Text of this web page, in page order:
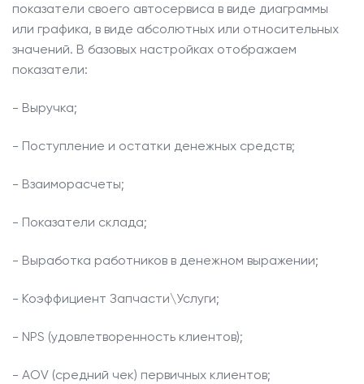
показатели своего автосервиса в виде диаграммы
или графика, в виде абсолютных или относительных
значений. В базовых настройках отображаем
показатели:
- Выручка;
- Поступление и остатки денежных средств;
- Взаиморасчеты;
- Показатели склада;
- Выработка работников в денежном выражении;
- Коэффициент Запчасти\Услуги;
- NPS (удовлетворенность клиентов);
- AOV (средний чек) первичных клиентов;